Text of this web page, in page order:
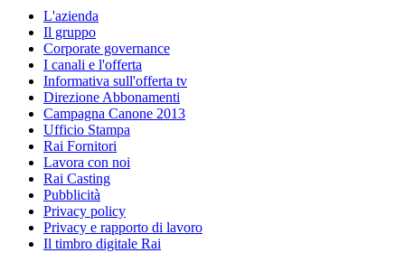
L'azienda
Il gruppo
Corporate governance
I canali e l'offerta
Informativa sull'offerta tv
Direzione Abbonamenti
Campagna Canone 2013
Ufficio Stampa
Rai Fornitori
Lavora con noi
Rai Casting
Pubblicità
Privacy policy
Privacy e rapporto di lavoro
Il timbro digitale Rai